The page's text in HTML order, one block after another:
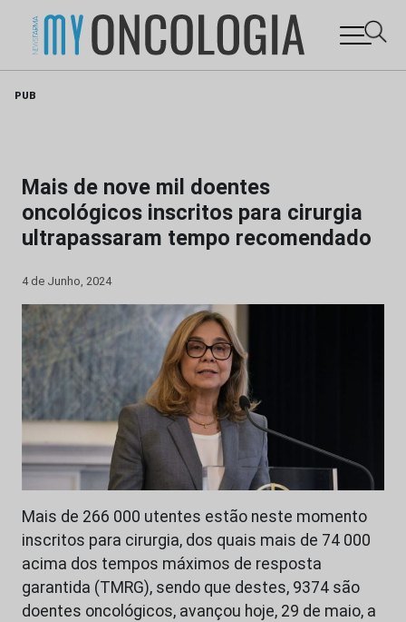
PUB
Mais de nove mil doentes
oncológicos inscritos para cirurgia
ultrapassaram tempo recomendado
4 de Junho, 2024
Mais de 266 000 utentes estão neste momento
inscritos para cirurgia, dos quais mais de 74 000
acima dos tempos máximos de resposta
garantida (TMRG), sendo que destes, 9374 são
doentes oncológicos, avançou hoje, 29 de maio, a